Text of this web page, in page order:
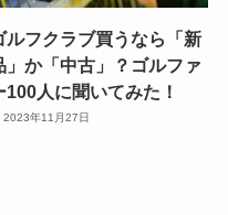
ルフクラブ買うなら「新
」か「中古」？ゴルファ
100人に聞いてみた！
2023年11月27日